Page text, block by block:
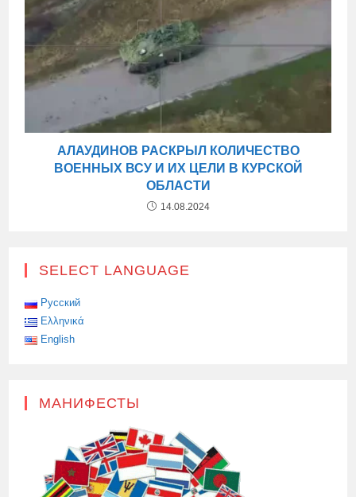
АЛАУДИНОВ РАСКРЫЛ КОЛИЧЕСТВО
ВОЕННЫХ ВСУ И ИХ ЦЕЛИ В КУРСКОЙ
ОБЛАСТИ
14.08.2024
SELECT LANGUAGE
Русский
Ελληνικά
English
МАНИФЕСТЫ